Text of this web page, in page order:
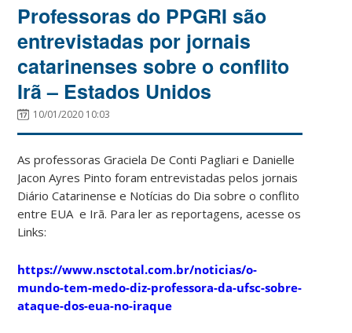
Professoras do PPGRI são
entrevistadas por jornais
catarinenses sobre o conflito
Irã – Estados Unidos
10/01/2020 10:03
As professoras Graciela De Conti Pagliari e Danielle
Jacon Ayres Pinto foram entrevistadas pelos jornais
Diário Catarinense e Notícias do Dia sobre o conflito
entre EUA e Irã. Para ler as reportagens, acesse os
Links:
https://www.nsctotal.com.br/noticias/o-
mundo-tem-medo-diz-professora-da-ufsc-sobre-
ataque-dos-eua-no-iraque